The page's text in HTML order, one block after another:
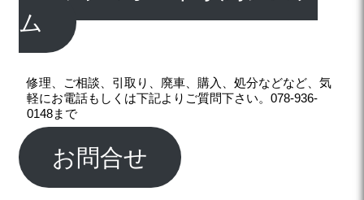
ム
修理、ご相談、引取り、廃車、購入、処分などなど、気
軽にお電話もしくは下記よりご質問下さい。078-936-
0148まで
お問合せ